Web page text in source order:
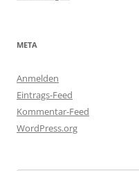
META
Anmelden
Eintrags-Feed
Kommentar-Feed
WordPress.org